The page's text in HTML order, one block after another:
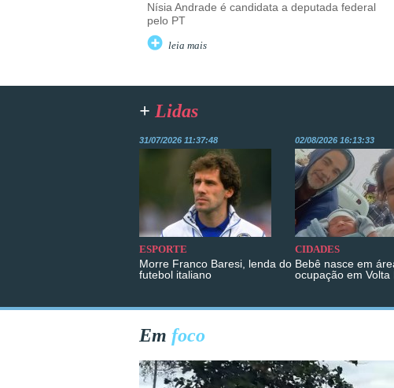
Nísia Andrade é candidata a deputada federal
pelo PT
leia mais
+ Lidas
31/07/2026 11:37:48
ESPORTE
Morre Franco Baresi, lenda do
futebol italiano
02/08/2026 16:13:33
CIDADES
Bebê nasce em
ocupação em Volta
Em foco